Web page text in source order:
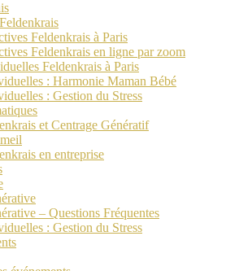
Feldenkrais à Paris
Feldenkrais en ligne par zoom
Feldenkrais à Paris
: Harmonie Maman Bébé
: Gestion du Stress
et Centrage Génératif
en entreprise
– Questions Fréquentes
: Gestion du Stress